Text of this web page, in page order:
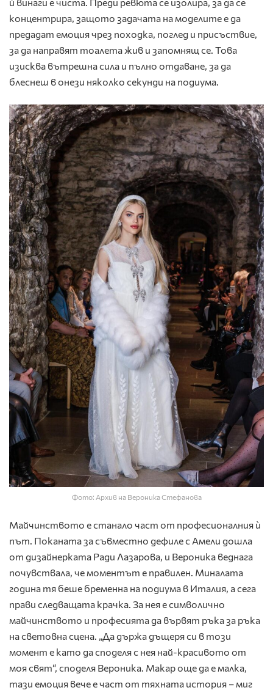
концентрира, защото задачата на моделите е да
предадат емоция чрез походка, поглед и присъствие,
за да направят тоалета жив и запомнящ се. Това
изисква вътрешна сила и пълно отдаване, за да
блеснеш в онези няколко секунди на подиума.
Фото: Архив на Вероника Стефанова
Майчинството е станало част от професионалния ѝ
път. Поканата за съвместно дефиле с Амели дошла
от дизайнерката Ради Лазарова, и Вероника веднага
почувствала, че моментът е правилен. Миналата
година тя беше бременна на подиума в Италия, а сега
прави следващата крачка. За нея е символично
майчинството и професията да вървят ръка за ръка
на световна сцена. „Да държа дъщеря си в този
момент е като да споделя с нея най-красивото от
моя свят“, споделя Вероника. Макар още да е малка,
тази емоция вече е част от тяхната история – миг